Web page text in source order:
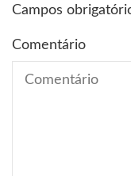
Campos
Comentário